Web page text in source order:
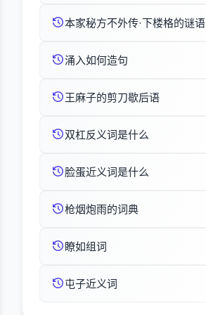
本家秘方不外传·下楼格的谜语
涌入如何造句
王麻子的剪刀歇后语
双杠反义词是什么
脸蛋近义词是什么
枪烟炮雨的词典
瞭如组词
屯子近义词